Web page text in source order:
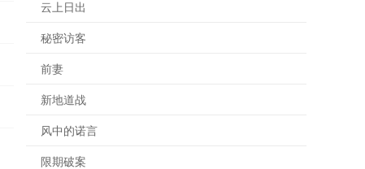
云上日出
秘密访客
前妻
新地道战
风中的诺言
限期破案